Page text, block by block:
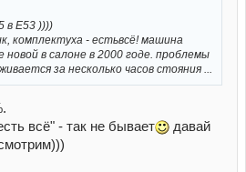
в Е53 ))))
комплектуха - естьвсё! машина
новой в салоне в 2000 годе. проблемы
за несколько часов стояния ...
всё" - так не бывает
давай